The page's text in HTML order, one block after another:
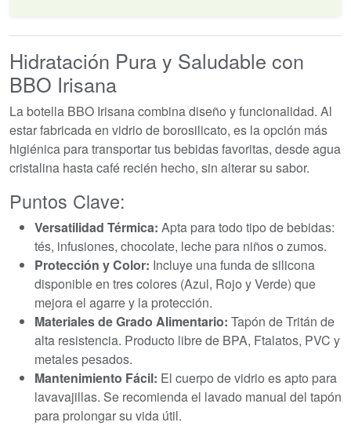
Hidratación Pura y Saludable con
BBO Irisana
La botella BBO Irisana combina diseño y funcionalidad. Al
estar fabricada en vidrio de borosilicato, es la opción más
higiénica para transportar tus bebidas favoritas, desde agua
cristalina hasta café recién hecho, sin alterar su sabor.
Puntos Clave:
Versatilidad Térmica: Apta para todo tipo de bebidas:
tés, infusiones, chocolate, leche para niños o zumos.
Protección y Color: Incluye una funda de silicona
disponible en tres colores (Azul, Rojo y Verde) que
mejora el agarre y la protección.
Materiales de Grado Alimentario: Tapón de Tritán de
alta resistencia. Producto libre de BPA, Ftalatos, PVC y
metales pesados.
Mantenimiento Fácil: El cuerpo de vidrio es apto para
lavavajillas. Se recomienda el lavado manual del tapón
para prolongar su vida útil.